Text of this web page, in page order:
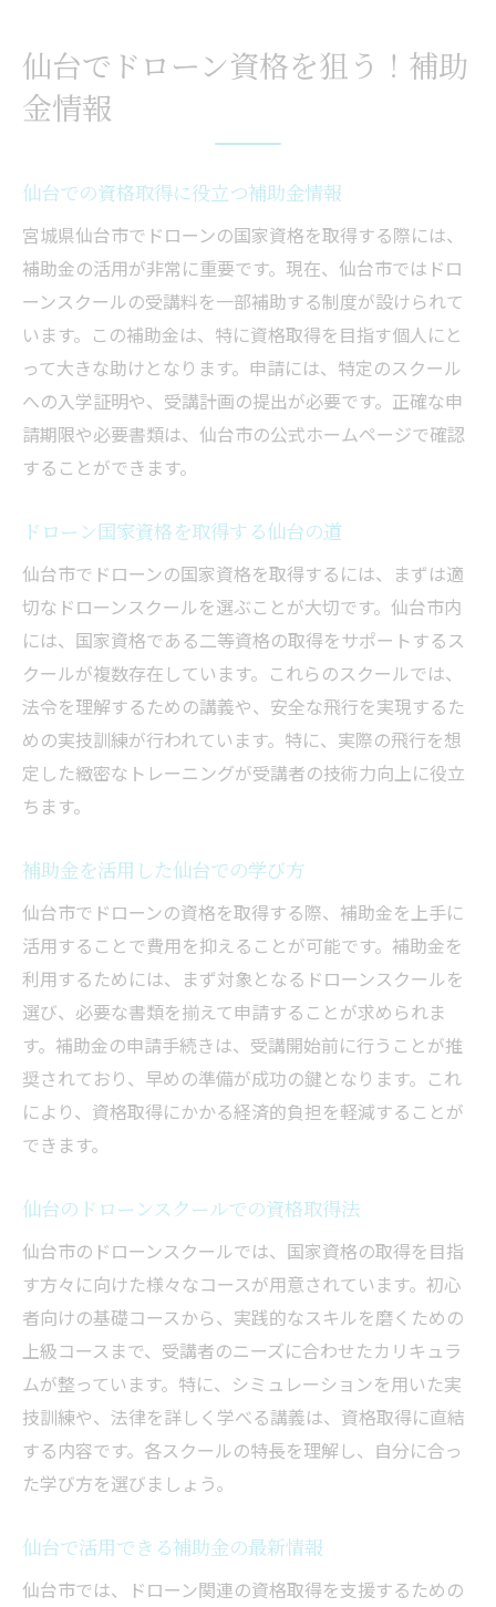
仙台でドローン資格を狙う！補助
金情報
仙台での資格取得に役立つ補助金情報
宮城県仙台市でドローンの国家資格を取得する際には、
補助金の活用が非常に重要です。現在、仙台市ではドロ
ーンスクールの受講料を一部補助する制度が設けられて
います。この補助金は、特に資格取得を目指す個人にと
って大きな助けとなります。申請には、特定のスクール
への入学証明や、受講計画の提出が必要です。正確な申
請期限や必要書類は、仙台市の公式ホームページで確認
することができます。
ドローン国家資格を取得する仙台の道
仙台市でドローンの国家資格を取得するには、まずは適
切なドローンスクールを選ぶことが大切です。仙台市内
には、国家資格である二等資格の取得をサポートするス
クールが複数存在しています。これらのスクールでは、
法令を理解するための講義や、安全な飛行を実現するた
めの実技訓練が行われています。特に、実際の飛行を想
定した緻密なトレーニングが受講者の技術力向上に役立
ちます。
補助金を活用した仙台での学び方
仙台市でドローンの資格を取得する際、補助金を上手に
活用することで費用を抑えることが可能です。補助金を
利用するためには、まず対象となるドローンスクールを
選び、必要な書類を揃えて申請することが求められま
す。補助金の申請手続きは、受講開始前に行うことが推
奨されており、早めの準備が成功の鍵となります。これ
により、資格取得にかかる経済的負担を軽減することが
できます。
仙台のドローンスクールでの資格取得法
仙台市のドローンスクールでは、国家資格の取得を目指
す方々に向けた様々なコースが用意されています。初心
者向けの基礎コースから、実践的なスキルを磨くための
上級コースまで、受講者のニーズに合わせたカリキュラ
ムが整っています。特に、シミュレーションを用いた実
技訓練や、法律を詳しく学べる講義は、資格取得に直結
する内容です。各スクールの特長を理解し、自分に合っ
た学び方を選びましょう。
仙台で活用できる補助金の最新情報
仙台市では、ドローン関連の資格取得を支援するための